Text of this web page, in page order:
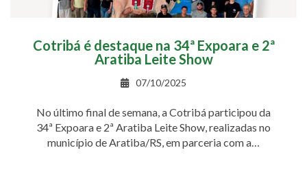
Cotribá é destaque na 34ª Expoara e 2ª
Aratiba Leite Show
07/10/2025
No último final de semana, a Cotribá participou da
34ª Expoara e 2ª Aratiba Leite Show, realizadas no
município de Aratiba/RS, em parceria com a…